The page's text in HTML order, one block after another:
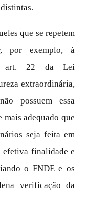
que se repetem
por exemplo, à
art. 22 da Lei
extraordinária,
possuem essa
adequado que
seja feita em
efetiva finalidade e
o FNDE e os
verificação da